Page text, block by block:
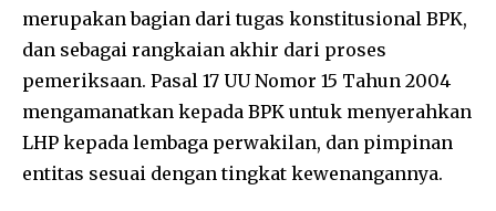
merupakan bagian dari tugas konstitusional BPK,
dan sebagai rangkaian akhir dari proses
pemeriksaan. Pasal 17 UU Nomor 15 Tahun 2004
mengamanatkan kepada BPK untuk menyerahkan
LHP kepada lembaga perwakilan, dan pimpinan
entitas sesuai dengan tingkat kewenangannya.